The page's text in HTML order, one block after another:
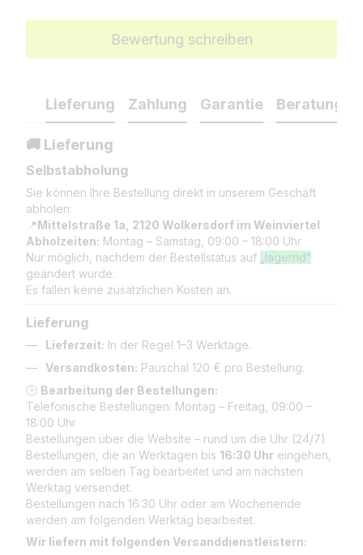
Bewertung schreiben
Lieferung Zahlung Garantie Beratung
🚚 Lieferung
Selbstabholung
Sie können Ihre Bestellung direkt in unserem Geschäft
abholen:
📍Mittelstraße 1a, 2120 Wolkersdorf im Weinviertel
Abholzeiten: Montag – Samstag, 09:00 – 18:00 Uhr
Nur möglich, nachdem der Bestellstatus auf
„lagernd“
geändert wurde.
Es fallen keine zusätzlichen Kosten an.
Lieferung
Lieferzeit: In der Regel 1–3 Werktage.
Versandkosten: Pauschal 120 € pro Bestellung.
🕒 Bearbeitung der Bestellungen:
Telefonische Bestellungen: Montag – Freitag, 09:00 –
18:00 Uhr
Bestellungen über die Website – rund um die Uhr (24/7)
Bestellungen, die an Werktagen bis 16:30 Uhr eingehen,
werden am selben Tag bearbeitet und am nächsten
Werktag versendet.
Bestellungen nach 16:30 Uhr oder am Wochenende
werden am folgenden Werktag bearbeitet.
Wir liefern mit folgenden Versanddienstleistern: